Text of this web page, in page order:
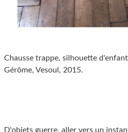
Chausse trappe, silhouette
Gérôme, Vesoul, 2015.
D'objets guerre, aller vers un